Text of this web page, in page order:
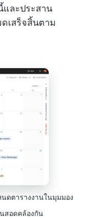
และประสาน
เสร็จสิ้นตาม
ดตารางงานในมุมมอง
สอดคล้องกัน